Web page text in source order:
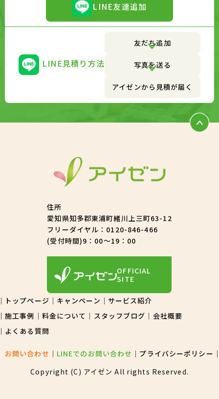
LINE友達追加
LINE見積り方法
友だち追加
写真を送る
アイゼンから見積が届く
住所
愛知県知多郡東浦町緒川上三町63-12
フリーダイヤル： 0120-846-466
(受付時間)9：00～19：00
OFFICIAL
SITE
トップページ キャンペーン
サービス紹介
施工事例
料金について スタッフブログ
会社概要
よくある質問
お問い合わせ LINEでのお問い合わせ
プライバシーポリシー
Copyright (C) アイゼン All rights Reserved.